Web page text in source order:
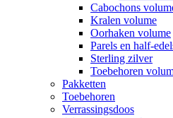
Cabochons
Kralen volume
Oorhaken volume
Parels en half-
Sterling zilver
Toebehoren
Pakketten
Toebehoren
Verrassingsdoos